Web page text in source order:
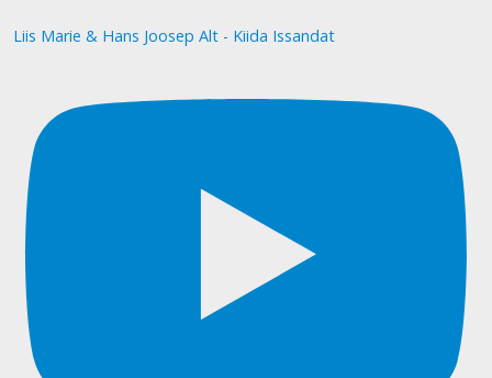
Liis Marie & Hans Joosep Alt - Kiida Issandat